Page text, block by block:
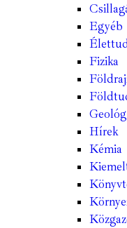
Egyéb
Fizika
Hírek
Kémia